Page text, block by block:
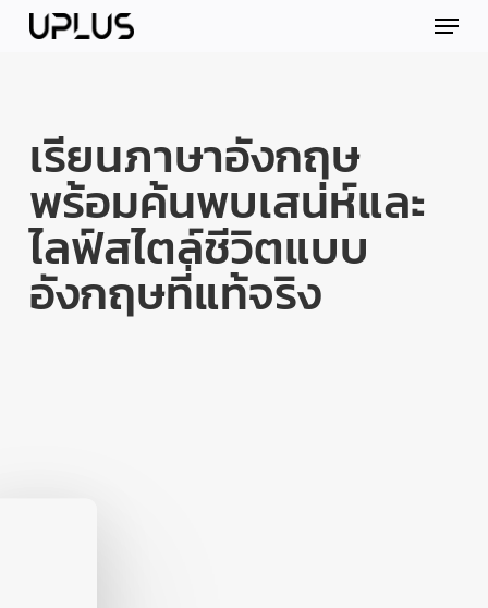
Skip Menu
เรียนภาษาอังกฤษ
พร้อมค้นพบเสน่ห์และ
ไลฟ์สไตล์ชีวิตแบบ
อังกฤษที่แท้จริง